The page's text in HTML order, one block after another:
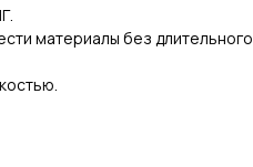
материалы без длительного